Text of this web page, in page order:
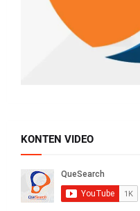
KONTEN VIDEO